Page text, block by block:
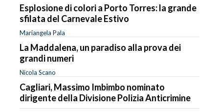
Esplosione di colori a Porto Torres: la grande
sfilata del Carnevale Estivo
Mariangela Pala
La Maddalena, un paradiso alla prova dei
grandi numeri
Nicola Scano
Cagliari, Massimo Imbimbo nominato
dirigente della Divisione Polizia Anticrimine